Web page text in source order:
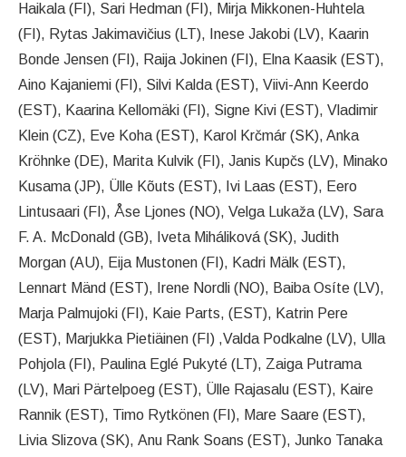
Haikala (FI), Sari Hedman (FI), Mirja Mikkonen-Huhtela
(FI), Rytas Jakimavičius (LT), Inese Jakobi (LV), Kaarin
Bonde Jensen (FI), Raija Jokinen (FI), Elna Kaasik (EST),
Aino Kajaniemi (FI), Silvi Kalda (EST), Viivi-Ann Keerdo
(EST), Kaarina Kellomäki (FI), Signe Kivi (EST), Vladimir
Klein (CZ), Eve Koha (EST), Karol Krčmár (SK), Anka
Kröhnke (DE), Marita Kulvik (FI), Janis Kupčs (LV), Minako
Kusama (JP), Ülle Kõuts (EST), Ivi Laas (EST), Eero
Lintusaari (FI), Åse Ljones (NO), Velga Lukaža (LV), Sara
F. A. McDonald (GB), Iveta Miháliková (SK), Judith
Morgan (AU), Eija Mustonen (FI), Kadri Mälk (EST),
Lennart Mänd (EST), Irene Nordli (NO), Baiba Osíte (LV),
Marja Palmujoki (FI), Kaie Parts, (EST), Katrin Pere
(EST), Marjukka Pietiäinen (FI) ,Valda Podkalne (LV), Ulla
Pohjola (FI), Paulina Eglé Pukyté (LT), Zaiga Putrama
(LV), Mari Pärtelpoeg (EST), Ülle Rajasalu (EST), Kaire
Rannik (EST), Timo Rytkönen (FI), Mare Saare (EST),
Livia Slizova (SK), Anu Rank Soans (EST), Junko Tanaka